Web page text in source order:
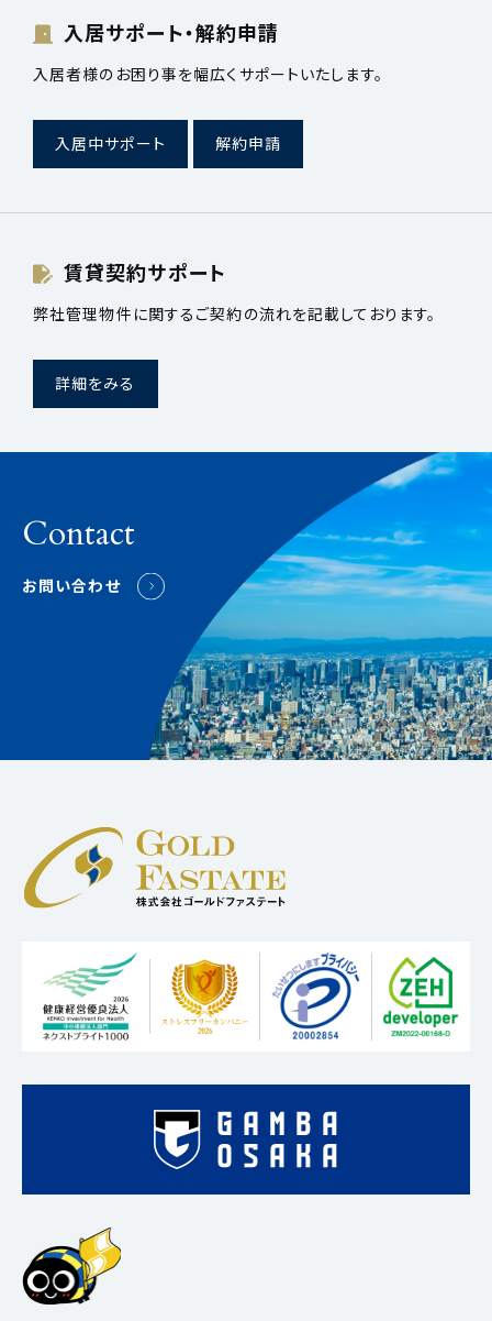
入居サポート・解約申請
入居者様のお困り事を幅広くサポートいたします。
入居中サポート 解約申請
賃貸契約サポート
弊社管理物件に関するご契約の流れを記載しております。
詳細をみる
Contact
お問い合わせ